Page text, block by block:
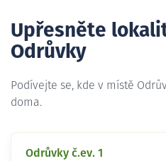
Upřesněte
Odrůvky
Podívejte se, kde v místě
doma.
Odrůvky č.ev. 1